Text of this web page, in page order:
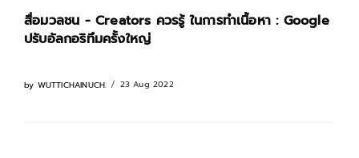
สื่อมวลชน - Creators ควรรู้ ในการทำเนื้อหา : Google
ปรับอัลกอริทึมครั้งใหญ่
by WUTTICHAINUCH. 23 Aug 2022